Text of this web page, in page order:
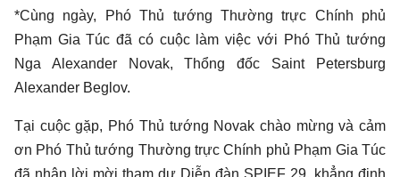
*Cùng ngày, Phó Thủ tướng Thường trực Chính phủ
Phạm Gia Túc đã có cuộc làm việc với Phó Thủ tướng
Nga Alexander Novak, Thổng đốc Saint Petersburg
Alexander Beglov.
Tại cuộc gặp, Phó Thủ tướng Novak chào mừng và cảm
ơn Phó Thủ tướng Thường trực Chính phủ Phạm Gia Túc